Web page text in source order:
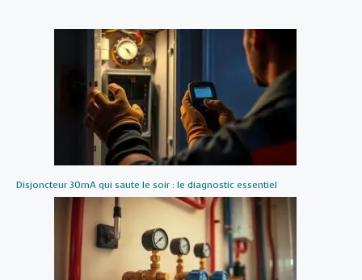
Disjoncteur 30mA qui saute le soir : le diagnostic essentiel